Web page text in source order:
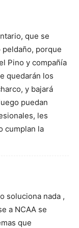
que se
porque
Pino y compañía
quedarán los
y bajará
puedan
les
cumplan la
soluciona nada ,
a NCAA se
que